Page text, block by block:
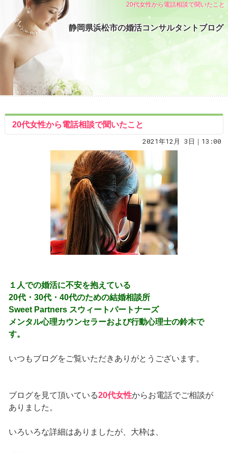
20代女性から電話相談で聞いたこと
静岡県浜松市の婚活コンサルタントブログ
20代女性から電話相談で聞いたこと
2021年12月 3日｜13:00
１人での婚活に不安を抱えている
20代・30代・40代のための結婚相談所
Sweet Partners スウィートパートナーズ
メンタル心理カウンセラーおよび行動心理士の鈴木で
す。
いつもブログをご覧いただきありがとうございます。
ブログを見て頂いている20代女性からお電話でご相談が
ありました。
いろいろな詳細はありましたが、大枠は、